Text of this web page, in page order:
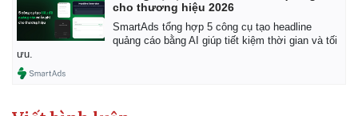
cho thương hiệu 2026
SmartAds tổng hợp 5 công cụ tạo headline
quảng cáo bằng AI giúp tiết kiệm thời gian và tối
ưu.